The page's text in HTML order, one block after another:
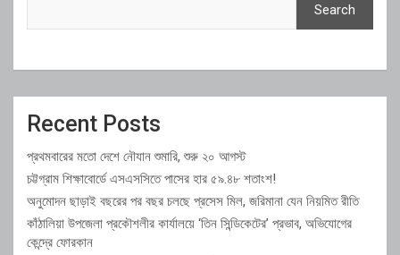
Search
Recent Posts
প্রথমবারের মতো দেশে নৌযান শুমারি, শুরু ২০ আগস্ট
চট্টগ্রাম শিক্ষাবোর্ডে এসএসসিতে পাসের হার ৫৯.৪৮ শতাংশ!
অনুমোদন ছাড়াই বছরের পর বছর চলছে প্রসেস মিল, জরিমানা যেন নিয়মিত রীতি
কাঁঠালিয়া উপজেলা প্রকৌশলীর কার্যালয়ে ‘তিন সিন্ডিকেটের’ প্রভাব, অভিযোগের
কেন্দ্রে ফোরকান